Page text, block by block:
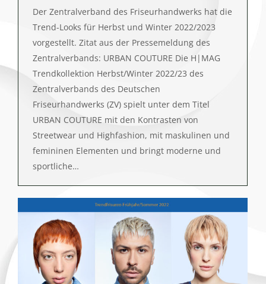
Der Zentralverband des Friseurhandwerks hat die
Trend-Looks für Herbst und Winter 2022/2023
vorgestellt. Zitat aus der Pressemeldung des
Zentralverbands: URBAN COUTURE Die H|MAG
Trendkollektion Herbst/Winter 2022/23 des
Zentralverbands des Deutschen
Friseurhandwerks (ZV) spielt unter dem Titel
URBAN COUTURE mit den Kontrasten von
Streetwear und Highfashion, mit maskulinen und
femininen Elementen und bringt moderne und
sportliche…